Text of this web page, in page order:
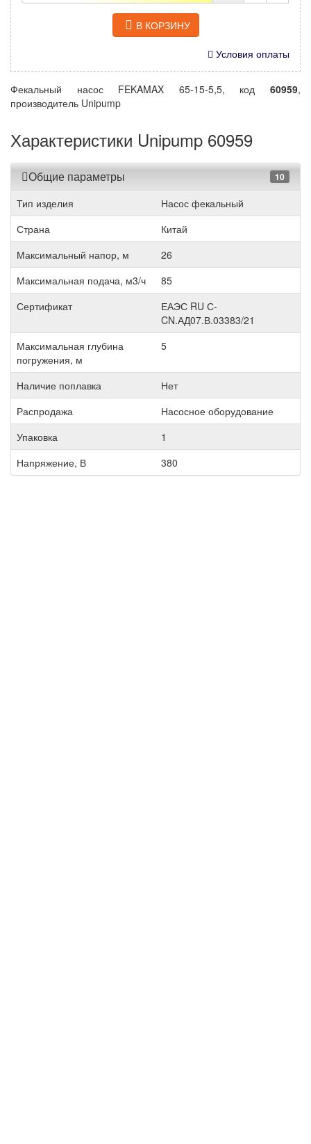
В КОРЗИНУ
Условия оплаты
Фекальный насос FEKAMAX 65-15-5,5, код 60959,
производитель Unipump
Характеристики Unipump 60959
Общие параметры 10
Тип изделия
Насос фекальный
Страна
Китай
Максимальный напор, м
26
Максимальная подача, м3/ч
85
Сертификат
ЕАЭС RU С-
CN.АД07.В.03383/21
Максимальная глубина
погружения, м
5
Наличие поплавка
Нет
Распродажа
Насосное оборудование
Упаковка
1
Напряжение, В
380